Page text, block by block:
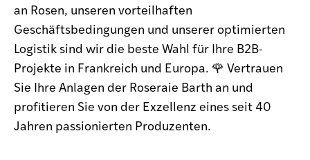
an Rosen, unseren vorteilhaften
Geschäftsbedingungen und unserer optimierten
Logistik sind wir die beste Wahl für Ihre B2B-
Projekte in Frankreich und Europa. 🌹 Vertrauen
Sie Ihre Anlagen der Roseraie Barth an und
profitieren Sie von der Exzellenz eines seit 40
Jahren passionierten Produzenten.